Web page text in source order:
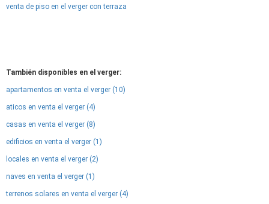
venta de piso en el verger con terraza
También disponibles en el verger:
apartamentos en venta el verger (10)
aticos en venta el verger (4)
casas en venta el verger (8)
edificios en venta el verger (1)
locales en venta el verger (2)
naves en venta el verger (1)
terrenos solares en venta el verger (4)